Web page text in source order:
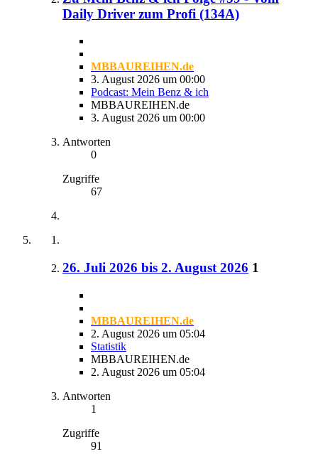
Daily Driver zum Profi (134A)
MBBAUREIHEN.de
3. August 2026 um 00:00
Podcast: Mein Benz & ich
MBBAUREIHEN.de
3. August 2026 um 00:00
Antworten
0
Zugriffe
67
26. Juli 2026 bis 2. August 2026 1
MBBAUREIHEN.de
2. August 2026 um 05:04
Statistik
MBBAUREIHEN.de
2. August 2026 um 05:04
Antworten
1
Zugriffe
91